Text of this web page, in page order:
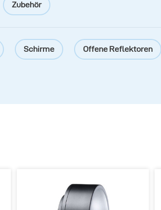
Zubehör
Schirme Offene Reflektoren